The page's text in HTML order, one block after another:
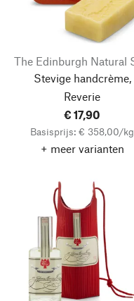
Stevige handcrème,
Reverie
€ 17,90
Basisprijs: € 358,00/kg
+ meer varianten